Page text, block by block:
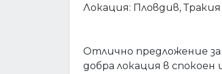
Локация: Пловдив, Тракия
Отлично предложение
добра локация в